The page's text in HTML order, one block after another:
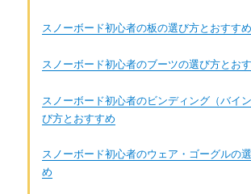
スノーボード初心者の板の選び方とおすすめ
スノーボード初心者のブーツの選び方とお
スノーボード初心者のビンディング（バイ
び方とおすすめ
スノーボード初心者のウェア・ゴーグルの
め